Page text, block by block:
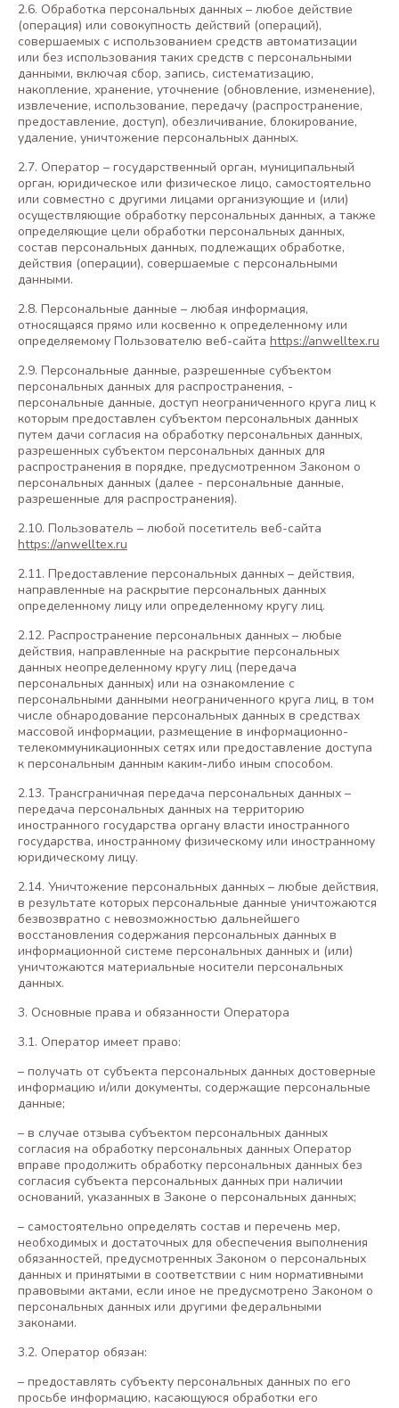
2.6. Обработка персональных данных – любое действие
(операция) или совокупность действий (операций),
совершаемых с использованием средств автоматизации
или без использования таких средств с персональными
данными, включая сбор, запись, систематизацию,
накопление, хранение, уточнение (обновление, изменение),
извлечение, использование, передачу (распространение,
предоставление, доступ), обезличивание, блокирование,
удаление, уничтожение персональных данных.
2.7. Оператор – государственный орган, муниципальный
орган, юридическое или физическое лицо, самостоятельно
или совместно с другими лицами организующие и (или)
осуществляющие обработку персональных данных, а также
определяющие цели обработки персональных данных,
состав персональных данных, подлежащих обработке,
действия (операции), совершаемые с персональными
данными.
2.8. Персональные данные – любая информация,
относящаяся прямо или косвенно к определенному или
определяемому Пользователю веб-сайта https://anwelltex.ru
2.9. Персональные данные, разрешенные субъектом
персональных данных для распространения, -
персональные данные, доступ неограниченного круга лиц к
которым предоставлен субъектом персональных данных
путем дачи согласия на обработку персональных данных,
разрешенных субъектом персональных данных для
распространения в порядке, предусмотренном Законом о
персональных данных (далее - персональные данные,
разрешенные для распространения).
2.10. Пользователь – любой посетитель веб-сайта
https://anwelltex.ru
2.11. Предоставление персональных данных – действия,
направленные на раскрытие персональных данных
определенному лицу или определенному кругу лиц.
2.12. Распространение персональных данных – любые
действия, направленные на раскрытие персональных
данных неопределенному кругу лиц (передача
персональных данных) или на ознакомление с
персональными данными неограниченного круга лиц, в том
числе обнародование персональных данных в средствах
массовой информации, размещение в информационно-
телекоммуникационных сетях или предоставление доступа
к персональным данным каким-либо иным способом.
2.13. Трансграничная передача персональных данных –
передача персональных данных на территорию
иностранного государства органу власти иностранного
государства, иностранному физическому или иностранному
юридическому лицу.
2.14. Уничтожение персональных данных – любые действия,
в результате которых персональные данные уничтожаются
безвозвратно с невозможностью дальнейшего
восстановления содержания персональных данных в
информационной системе персональных данных и (или)
уничтожаются материальные носители персональных
данных.
3. Основные права и обязанности Оператора
3.1. Оператор имеет право:
– получать от субъекта персональных данных достоверные
информацию и/или документы, содержащие персональные
данные;
– в случае отзыва субъектом персональных данных
согласия на обработку персональных данных Оператор
вправе продолжить обработку персональных данных без
согласия субъекта персональных данных при наличии
оснований, указанных в Законе о персональных данных;
– самостоятельно определять состав и перечень мер,
необходимых и достаточных для обеспечения выполнения
обязанностей, предусмотренных Законом о персональных
данных и принятыми в соответствии с ним нормативными
правовыми актами, если иное не предусмотрено Законом о
персональных данных или другими федеральными
законами.
3.2. Оператор обязан:
– предоставлять субъекту персональных данных по его
просьбе информацию, касающуюся обработки его